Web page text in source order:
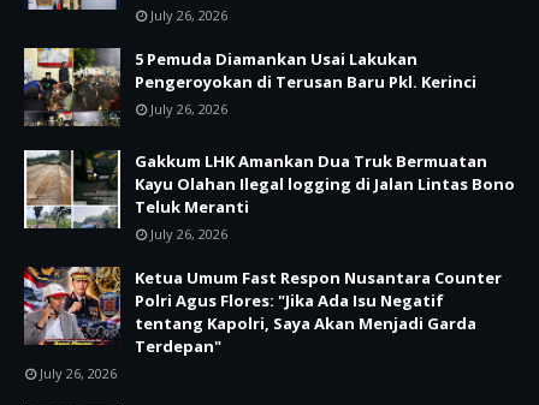
July 26, 2026
5 Pemuda Diamankan Usai Lakukan
Pengeroyokan di Terusan Baru Pkl. Kerinci
July 26, 2026
Gakkum LHK Amankan Dua Truk Bermuatan
Kayu Olahan Ilegal logging di Jalan Lintas Bono
Teluk Meranti
July 26, 2026
Ketua Umum Fast Respon Nusantara Counter
Polri Agus Flores: "Jika Ada Isu Negatif
tentang Kapolri, Saya Akan Menjadi Garda
Terdepan"
July 26, 2026